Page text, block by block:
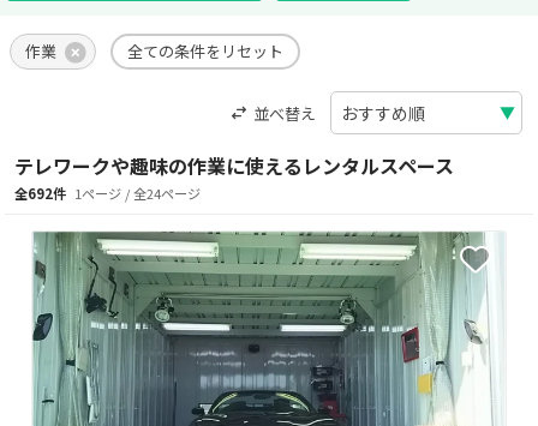
作業 全ての条件をリセット
並べ替え
テレワークや趣味の作業に使えるレンタルスペース
全692件 1ページ / 全24ページ